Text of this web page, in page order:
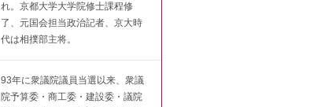
れ。京都大学大学院修士課程修
了、元国会担当政治記者、京大時
代は相撲部主将。
93年に衆議院議員当選以来、衆議
院予算委・商工委・建設委・議院